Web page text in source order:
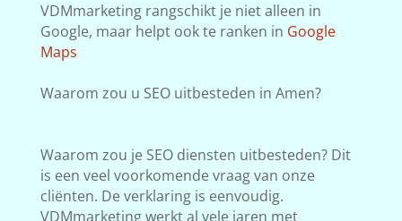
VDMmarketing rangschikt je niet alleen in
Google, maar helpt ook te ranken in Google
Maps
Waarom zou u SEO uitbesteden in Amen?
Waarom zou je SEO diensten uitbesteden? Dit
is een veel voorkomende vraag van onze
cliënten. De verklaring is eenvoudig.
VDMmarketing werkt al vele jaren met